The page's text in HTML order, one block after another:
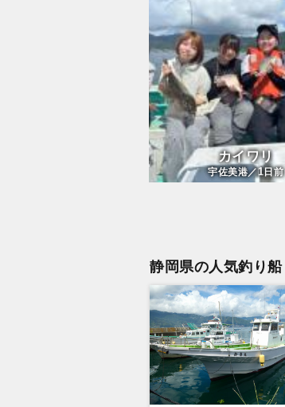
カイワリ
宇佐美港／1日前
静岡県の人気釣り船